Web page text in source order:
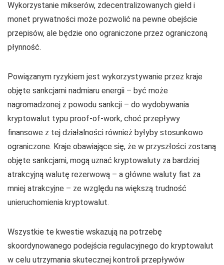
Wykorzystanie mikserów, zdecentralizowanych giełd i
monet prywatności może pozwolić na pewne obejście
przepisów, ale będzie ono ograniczone przez ograniczoną
płynność.
Powiązanym ryzykiem jest wykorzystywanie przez kraje
objęte sankcjami nadmiaru energii – być może
nagromadzonej z powodu sankcji – do wydobywania
kryptowalut typu proof-of-work, choć przepływy
finansowe z tej działalności również byłyby stosunkowo
ograniczone. Kraje obawiające się, że w przyszłości zostaną
objęte sankcjami, mogą uznać kryptowaluty za bardziej
atrakcyjną walutę rezerwową – a główne waluty fiat za
mniej atrakcyjne – ze względu na większą trudność
unieruchomienia kryptowalut.
Wszystkie te kwestie wskazują na potrzebę
skoordynowanego podejścia regulacyjnego do kryptowalut
w celu utrzymania skutecznej kontroli przepływów